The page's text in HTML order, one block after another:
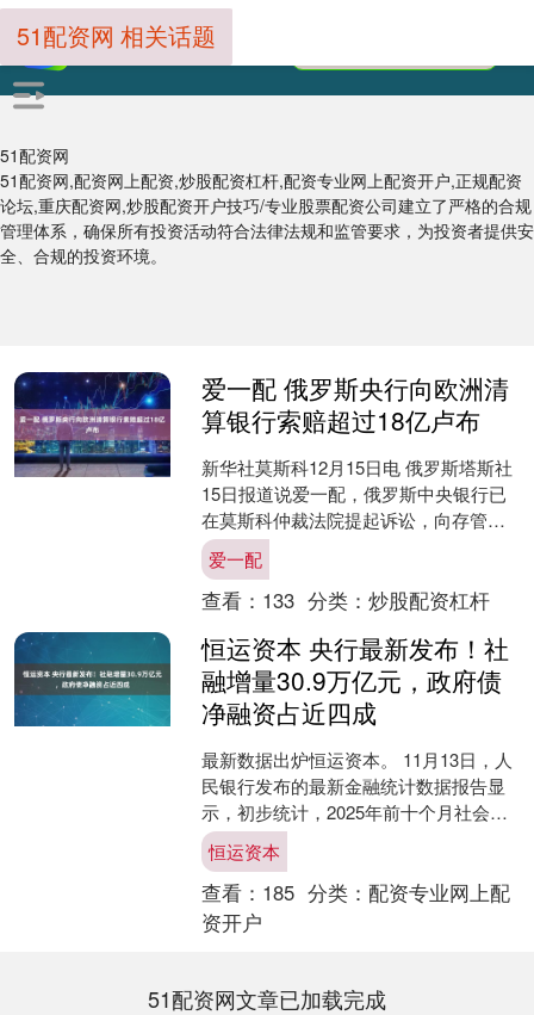
51配资网
51配资网,配资网上配资,炒股配资杠杆,配资专业网上配资开户,正规配资
论坛,重庆配资网,炒股配资开户技巧/专业股票配资公司建立了严格的合规
管理体系，确保所有投资活动符合法律法规和监管要求，为投资者提供安
全、合规的投资环境。
51配资网 相关话题
爱一配 俄罗斯央行向欧洲清
算银行索赔超过18亿卢布
新华社莫斯科12月15日电 俄罗斯塔斯社
15日报道说爱一配，俄罗斯中央银行已
在莫斯科仲裁法院提起诉讼，向存管大
量俄被冻结资产的欧洲清算银行索赔超
过18亿卢布（约....
爱一配
查看： 133 分类： 炒股配资杠杆
恒运资本 央行最新发布！社
融增量30.9万亿元，政府债
净融资占近四成
最新数据出炉恒运资本。 11月13日，人
民银行发布的最新金融统计数据报告显
示，初步统计，2025年前十个月社会融
资规模增量累计为30.9万亿元，比上年
同期多增3....
恒运资本
查看： 185 分类： 配资专业网上配
资开户
51配资网文章已加载完成